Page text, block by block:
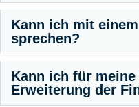
Kann ich mit
sprechen?
Kann ich für
Erweiterung der